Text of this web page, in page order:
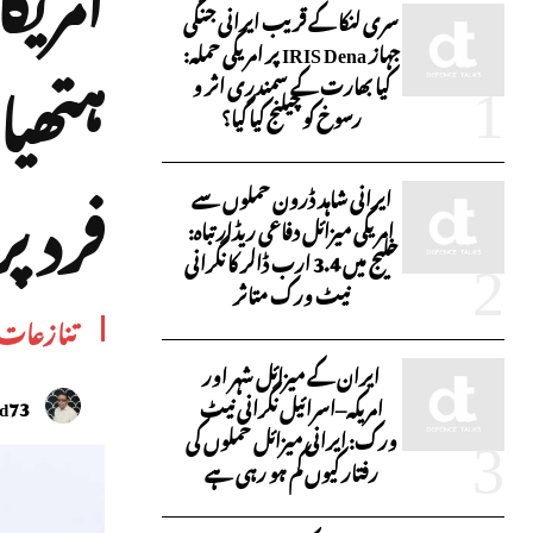
سری لنکا کے قریب ایرانی جنگی
جہاز IRIS Dena پر امریکی حملہ:
کیا بھارت کے سمندری اثر و
رسوخ کو چیلنج کیا گیا؟
ایرانی شاہد ڈرون حملوں سے
امریکی میزائل دفاعی ریڈار تباہ:
خلیج میں 3.4 ارب ڈالر کا نگرانی
نیٹ ورک متاثر
ایران کے میزائل شہر اور
امریکہ–اسرائیل نگرانی نیٹ
ورک: ایرانی میزائل حملوں کی
رفتار کیوں کم ہو رہی ہے
فرد